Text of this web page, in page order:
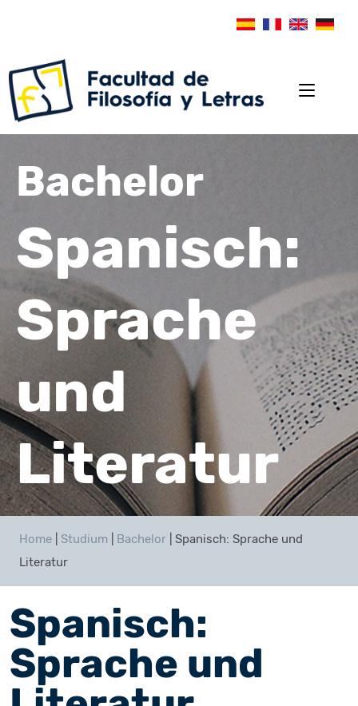
Bachelor
Spanisch:
Sprache
und
Literatur
Home Studium Bachelor
Spanisch: Sprache und
Literatur
Spanisch:
Sprache und